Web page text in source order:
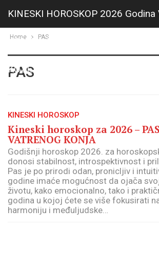
KINESKI HOROSKOP 2026 Godina
KONJA i HOROSKOP za 2027
KOZE
Home PAS
PAS
KINESKI HOROSKOP
Kineski horoskop za 2026 –
VATRENOG KONJA
Godišnji horoskop 2026. za
donosi stabilnost, introspektivnost i
Pas je po prirodi odan, pronicljiv i
godine imaće mogućnost da ojača
životu, kako emocionalno, tako i
godina u kojoj ćete se više fokusirati
harmoniju i međuljudske…